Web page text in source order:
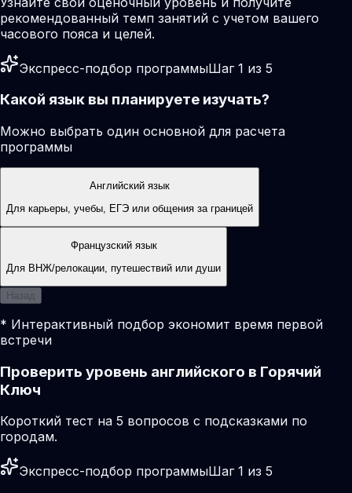
рекомендованный темп занятий с учетом вашего
часового пояса и целей.
Экспресс-подбор программыШаг 1 из 5
Какой язык вы планируете изучать?
Можно выбрать один основной для расчета
программы
Английский язык
Для карьеры, учебы, ЕГЭ или общения за границей
Французский язык
Для ВНЖ/релокации, путешествий или души
Назад
* Интерактивный подбор экономит время первой
встречи
Проверить уровень английского в Горячий
Ключ
Короткий тест на 5 вопросов с подсказками по
городам.
Экспресс-подбор программыШаг 1 из 5